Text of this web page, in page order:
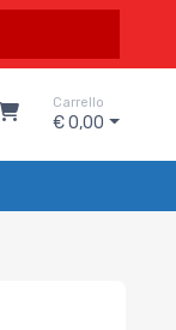
Carrello
€ 0,00